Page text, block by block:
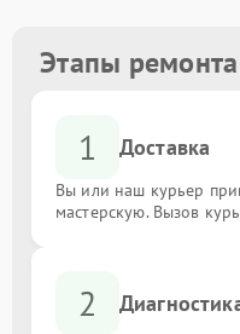
Этапы
1 Доставка
Вы или наш курьер
мастерскую. Вызов
2